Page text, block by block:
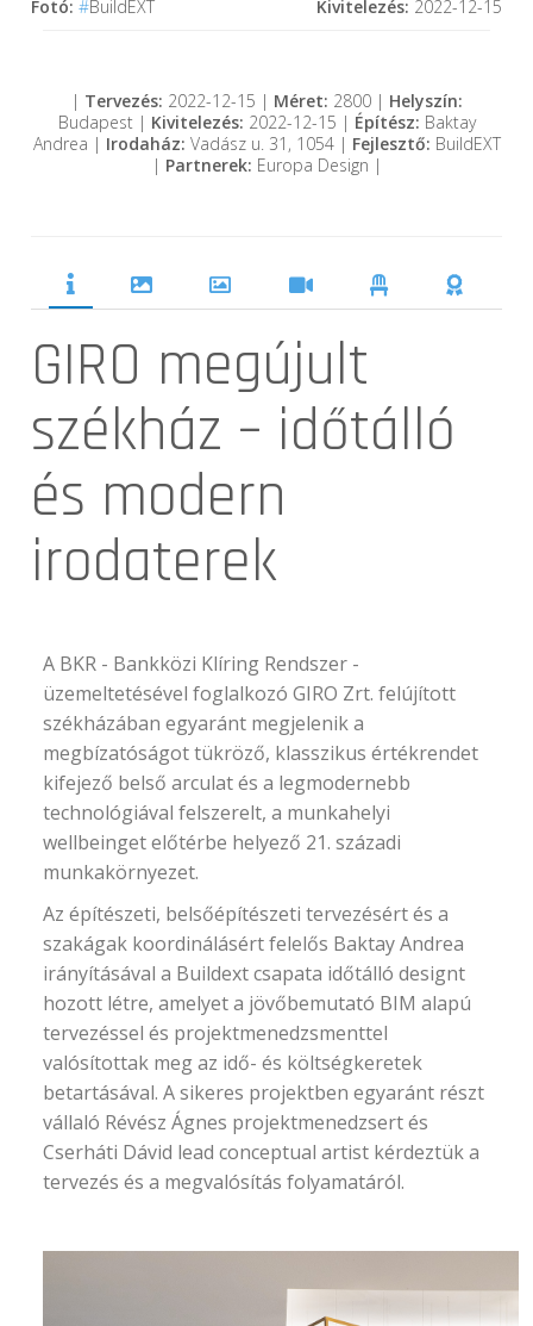
Fotó:#BuildEXT Kivitelezés: 2022-12-15
| Tervezés: 2022-12-15 | Méret: 2800 | Helyszín:
Budapest | Kivitelezés: 2022-12-15 | Építész: Baktay
Andrea | Irodaház: Vadász u. 31, 1054 | Fejlesztő: BuildEXT
| Partnerek: Europa Design |
GIRO megújult
székház – időtálló
és modern
irodaterek
A BKR - Bankközi Klíring Rendszer -
üzemeltetésével foglalkozó GIRO Zrt. felújított
székházában egyaránt megjelenik a
megbízatóságot tükröző, klasszikus értékrendet
kifejező belső arculat és a legmodernebb
technológiával felszerelt, a munkahelyi
wellbeinget előtérbe helyező 21. századi
munkakörnyezet.
Az építészeti, belsőépítészeti tervezésért és a
szakágak koordinálásért felelős Baktay Andrea
irányításával a Buildext csapata időtálló designt
hozott létre, amelyet a jövőbemutató BIM alapú
tervezéssel és projektmenedzsmenttel
valósítottak meg az idő- és költségkeretek
betartásával. A sikeres projektben egyaránt részt
vállaló Révész Ágnes projektmenedzsert és
Cserháti Dávid lead conceptual artist kérdeztük a
tervezés és a megvalósítás folyamatáról.